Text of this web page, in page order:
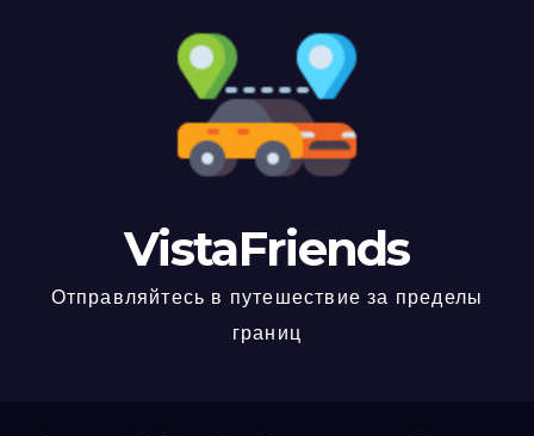
VistaFriends
Отправляйтесь в путешествие за пределы
границ